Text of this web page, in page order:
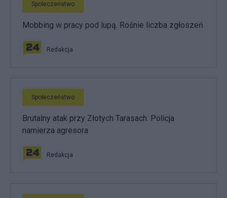
Społeczeństwo
Mobbing w pracy pod lupą. Rośnie liczba zgłoszeń
Redakcja
Społeczeństwo
Brutalny atak przy Złotych Tarasach. Policja
namierza agresora
Redakcja